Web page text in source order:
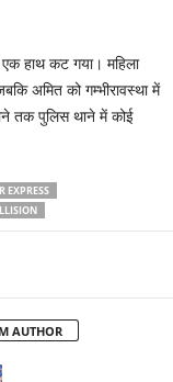
एक हाथ कट गया। महिला
अमित को गम्भीरावस्था में
तक पुलिस थाने में कोई
EXPRESS
AUTHOR